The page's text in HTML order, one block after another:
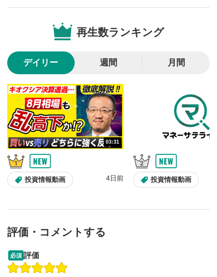
スライダーを上下すると音量が調整できます。
8
全画面表示
動画が全画面で表示されます。再度クリックすると元
再生数ランキング
デイリー 週間 月間
03:31
投資情報動画 4日前 投資情報動画
操作説明動画
評価・コメントする
必須 評価